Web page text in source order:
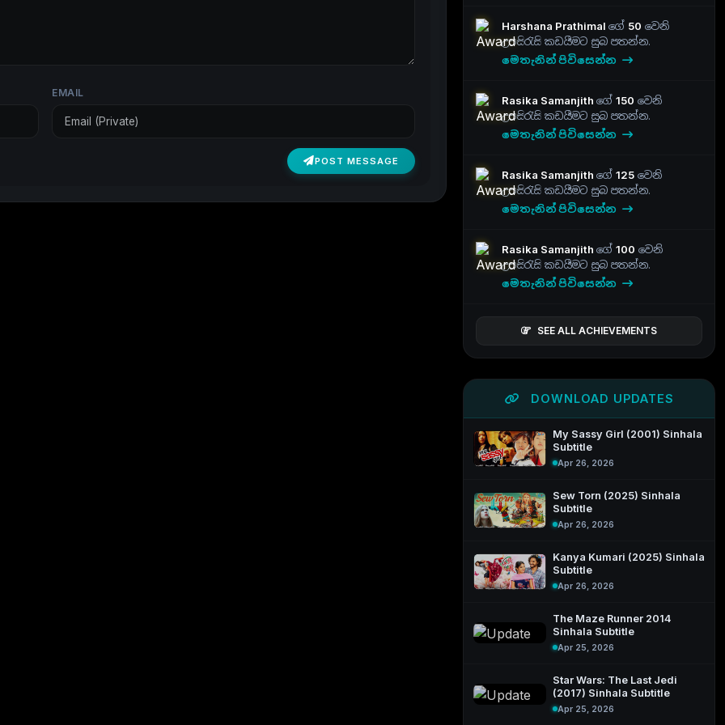
EMAIL
POST MESSAGE
Harshana Prathimal ගේ 50 වෙනි
උපසිරැසි කඩයීමට සුබ පතන්න.
මෙතැනින් පිවිසෙන්න
Rasika Samanjith ගේ 150 වෙනි
උපසිරැසි කඩයීමට සුබ පතන්න.
මෙතැනින් පිවිසෙන්න
Rasika Samanjith ගේ 125 වෙනි
උපසිරැසි කඩයීමට සුබ පතන්න.
මෙතැනින් පිවිසෙන්න
Rasika Samanjith ගේ 100 වෙනි
උපසිරැසි කඩයීමට සුබ පතන්න.
මෙතැනින් පිවිසෙන්න
SEE ALL ACHIEVEMENTS
DOWNLOAD UPDATES
My Sassy Girl (2001) Sinhala
Subtitle
Apr 26, 2026
Sew Torn (2025) Sinhala
Subtitle
Apr 26, 2026
Kanya Kumari (2025) Sinhala
Subtitle
Apr 26, 2026
The Maze Runner 2014
Sinhala Subtitle
Apr 25, 2026
Star Wars: The Last Jedi
(2017) Sinhala Subtitle
Apr 25, 2026